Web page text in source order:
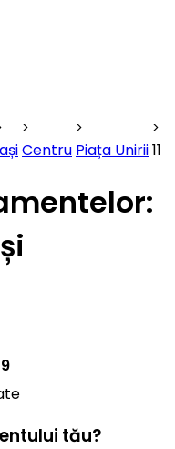
Centru Piața Unirii11
9
tău?